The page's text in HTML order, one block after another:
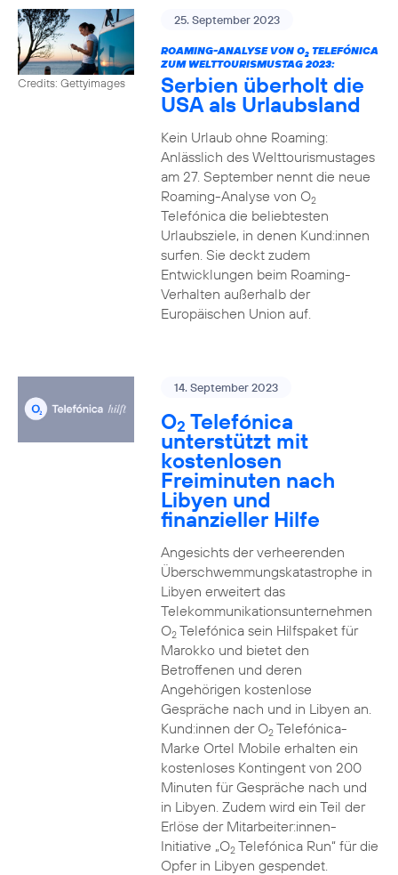
Credits: Gettyimages
25. September 2023
ROAMING-ANALYSE VON O2TELEFÓNICA
ZUM WELTTOURISMUSTAG 2023:
Serbien überholt die
USA als Urlaubsland
Kein Urlaub ohne Roaming:
Anlässlich des Welttourismustages
am 27. September nennt die neue
Roaming-Analyse von O2
Telefónica die beliebtesten
Urlaubsziele, in denen Kund:innen
surfen. Sie deckt zudem
Entwicklungen beim Roaming-
Verhalten außerhalb der
Europäischen Union auf.
14. September 2023
O2 Telefónica
unterstützt mit
kostenlosen
Freiminuten nach
Libyen und
finanzieller Hilfe
Angesichts der verheerenden
Überschwemmungskatastrophe in
Libyen erweitert das
Telekommunikationsunternehmen
O2Telefónica sein Hilfspaket für
Marokko und bietet den
Betroffenen und deren
Angehörigen kostenlose
Gespräche nach und in Libyen an.
Kund:innen der O2Telefónica-
Marke Ortel Mobile erhalten ein
kostenloses Kontingent von 200
Minuten für Gespräche nach und
in Libyen. Zudem wird ein Teil der
Erlöse der Mitarbeiter:innen-
Initiative „O2Telefónica Run“ für die
Opfer in Libyen gespendet.